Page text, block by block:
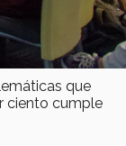
que
ciento cumple